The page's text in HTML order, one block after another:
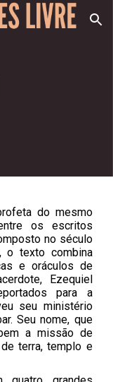
Skip to navigation
do mesmo
os escritos
no século
o texto combina
e oráculos de
Ezequiel
para a
seu ministério
Seu nome, que
a missão de
terra, templo e